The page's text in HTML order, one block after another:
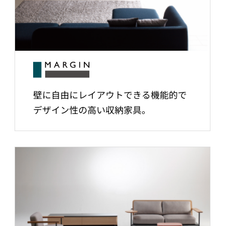
壁に自由にレイアウトできる機能的で
デザイン性の高い収納家具。